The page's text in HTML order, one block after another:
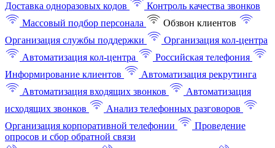
Доставка одноразовых кодов
Контроль качества звонков
Массовый подбор персонала
Обзвон клиентов
Организация службы поддержки
Организация кол-центра
Автоматизация кол-центра
Российская телефония
Информирование клиентов
Автоматизация рекрутинга
Автоматизация входящих звонков
Автоматизация
исходящих звонков
Анализ телефонных разговоров
Организация корпоративной телефонии
Проведение
опросов и сбор обратной связи